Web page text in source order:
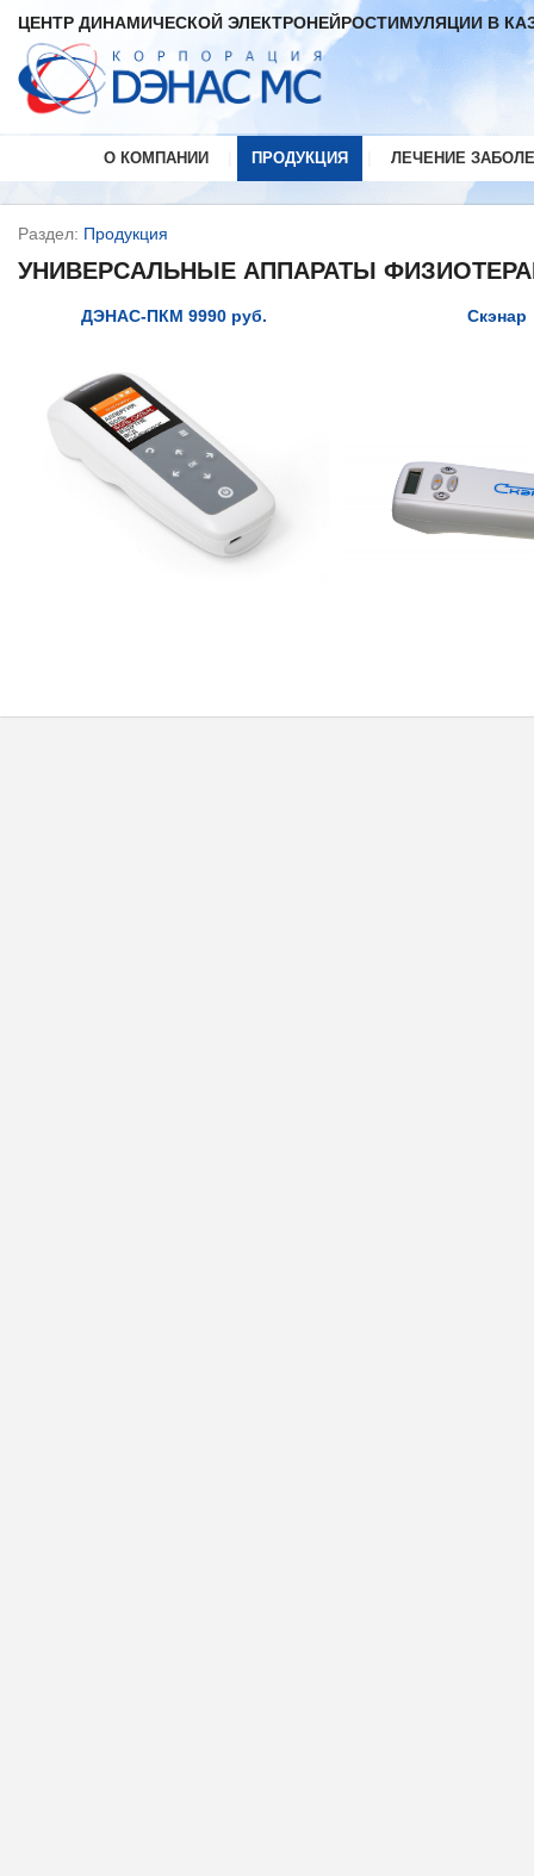
ЦЕНТР ДИНАМИЧЕСКОЙ ЭЛЕКТРОНЕЙРОСТИМУЛЯЦИИ В
О КОМПАНИИ ПРОДУКЦИЯ ЛЕЧЕНИЕ
Раздел: Продукция
УНИВЕРСАЛЬНЫЕ АППАРАТЫ
ДЭНАС-ПКМ 9990 руб. Скэнар